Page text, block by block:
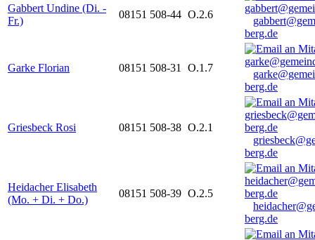
Gabbert Undine (Di. -
Fr.)
08151 508-44 O.2.6
berg.de
Garke Florian 08151 508-31 O.1.7
berg.de
Griesbeck Rosi 08151 508-38 O.2.1
berg.de
Heidacher Elisabeth
(Mo. + Di. + Do.)
08151 508-39 O.2.5
berg.de